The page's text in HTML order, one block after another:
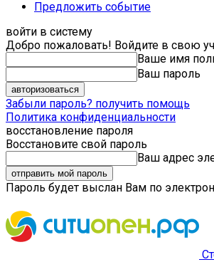
Предложить событие
войти в систему
Добро пожаловать! Войдите в свою
Ваше имя
Ваш пароль
Забыли пароль? получить помощь
Политика конфиденциальности
восстановление пароля
Восстановите свой пароль
Ваш адрес
Пароль будет выслан Вам по